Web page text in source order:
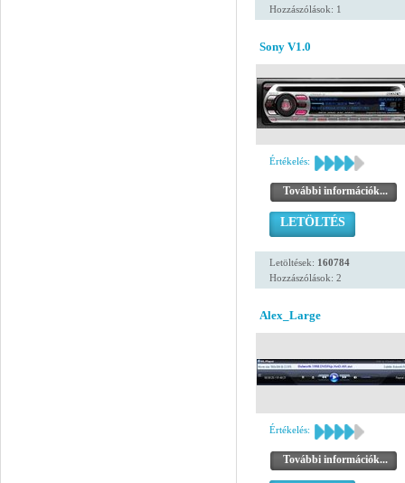
Hozzászólások: 1
Sony V1.0
Értékelés:
További információk...
LETÖLTÉS
Letöltések: 160784
Hozzászólások: 2
Alex_Large
Értékelés:
További információk...